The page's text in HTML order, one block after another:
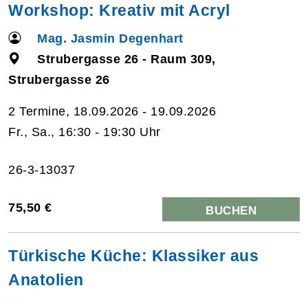
Workshop: Kreativ mit Acryl
Mag. Jasmin Degenhart
Strubergasse 26 - Raum 309,
Strubergasse 26
2 Termine, 18.09.2026 - 19.09.2026
Fr., Sa., 16:30 - 19:30 Uhr
26-3-13037
75,50 € BUCHEN
Türkische Küche: Klassiker aus
Anatolien